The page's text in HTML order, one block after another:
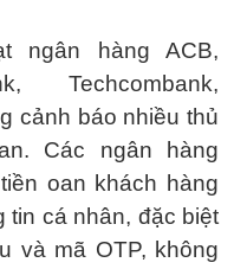
ngân hàng ACB,
Techcombank,
cảnh báo nhiều thủ
Các ngân hàng
oan khách hàng
tin cá nhân, đặc biệt
và mã OTP, không